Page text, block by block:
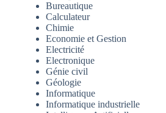
Bureautique
Calculateur
Chimie
Economie et Gestion
Electricité
Electronique
Génie civil
Géologie
Informatique
Informatique industrielle